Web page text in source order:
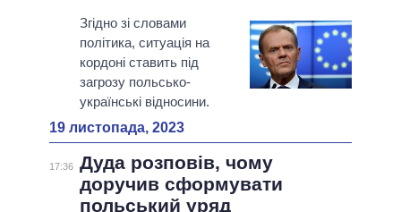
Згідно зі словами
політика, ситуація на
кордоні ставить під
загрозу польсько-
українські відносини.
19 листопада, 2023
17:36 Дуда розповів, чому
доручив сформувати
польський уряд